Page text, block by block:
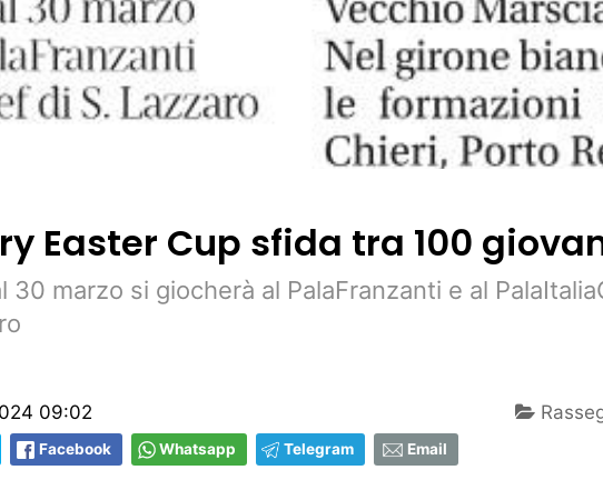
Easter Cup sfida tra 100
30 marzo si giocherà al PalaFranzanti e al
09:02
Facebook Whatsapp Telegram Email